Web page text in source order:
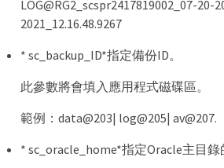
LOG@RG2_scspr2417819002_07-20-
2021_12.16.48.9267
* sc_backup_ID*指定備份ID。
此參數將會填入應用程式磁碟區。
範例：data@203| log@205| av@207.
* sc_oracle_home*指定Oracle主目錄